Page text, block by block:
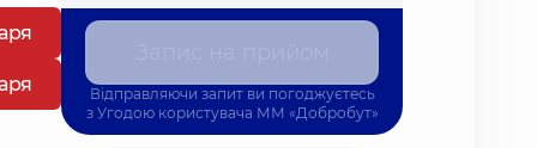
Відправляючи запит ви погоджуєтесь
з Угодою користувача ММ «Добробут»